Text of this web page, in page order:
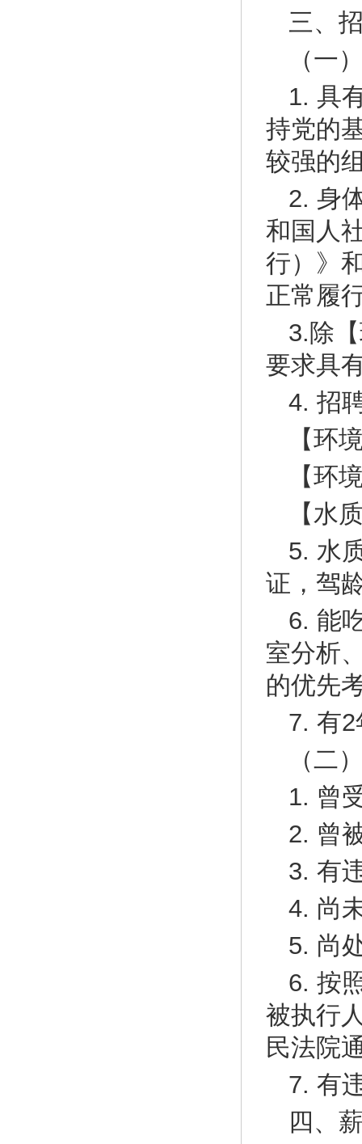
三、
（一
1. 具
持党的
较强的
2. 身
和国人
行）》
正常履
3.除
要求具
4. 招
【环
【环
【水
5. 水
证，驾
6. 能
室分析
的优先
7. 有
（二
1. 曾
2. 曾
3. 有
4. 尚
5. 尚
6. 按
被执行
民法院
7. 有
四、